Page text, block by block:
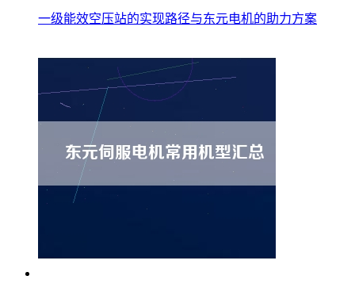
一级能效空压站的实现路径与东元电机的助力方案